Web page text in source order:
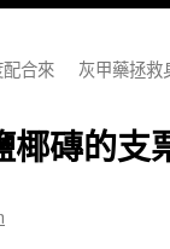
合來
灰甲藥拯救
磚的支